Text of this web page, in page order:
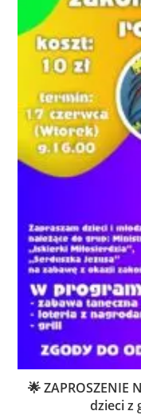
🌟 ZAPROSZENIE
dzieci z